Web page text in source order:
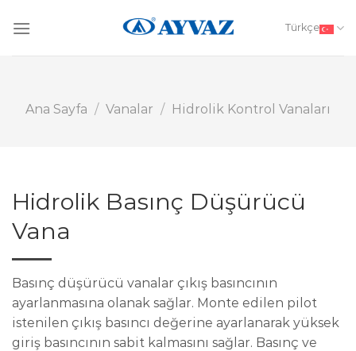
Türkçe
Ana Sayfa / Vanalar / Hidrolik Kontrol Vanaları
Hidrolik Basınç Düşürücü
Vana
Basınç düşürücü vanalar çıkış basıncının
ayarlanmasına olanak sağlar. Monte edilen pilot
istenilen çıkış basıncı değerine ayarlanarak yüksek
giriş basıncının sabit kalmasını sağlar. Basınç ve